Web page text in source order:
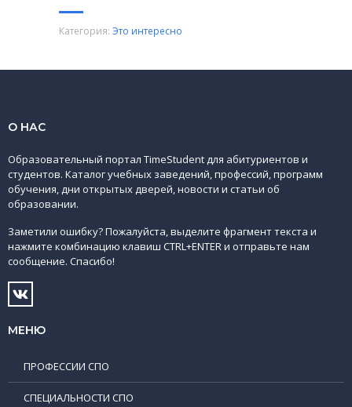
Категория: Это интересно
О НАС
Образовательный портал TimeStudent для абитуриентов и
студентов. Каталог учебных заведений, профессий, программ
обучения, дни открытых дверей, новости и статьи об
образовании.
Заметили ошибку? Пожалуйста, выделите фрагмент текста и
нажмите комбинацию клавиш CTRL+ENTER и отправьте нам
сообщение. Спасибо!
МЕНЮ
ПРОФЕССИИ СПО
СПЕЦИАЛЬНОСТИ СПО